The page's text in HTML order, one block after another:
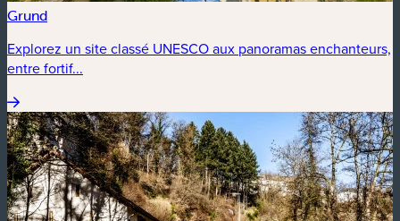
Grund
Explorez un site classé UNESCO aux panoramas enchanteurs,
entre fortif...